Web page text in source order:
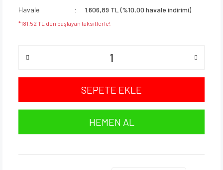
Havale
1.606,89 TL (%10,00 havale indirimi)
*181,52 TL den başlayan taksitlerle!
SEPETE EKLE
HEMEN AL